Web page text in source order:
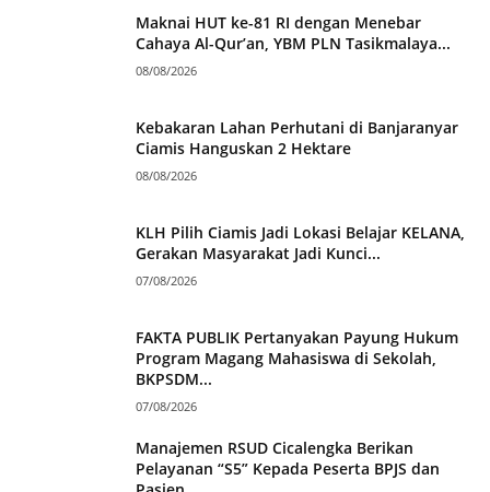
Maknai HUT ke-81 RI dengan Menebar
Cahaya Al-Qur’an, YBM PLN Tasikmalaya...
08/08/2026
Kebakaran Lahan Perhutani di Banjaranyar
Ciamis Hanguskan 2 Hektare
08/08/2026
KLH Pilih Ciamis Jadi Lokasi Belajar KELANA,
Gerakan Masyarakat Jadi Kunci...
07/08/2026
FAKTA PUBLIK Pertanyakan Payung Hukum
Program Magang Mahasiswa di Sekolah,
BKPSDM...
07/08/2026
Manajemen RSUD Cicalengka Berikan
Pelayanan “S5” Kepada Peserta BPJS dan